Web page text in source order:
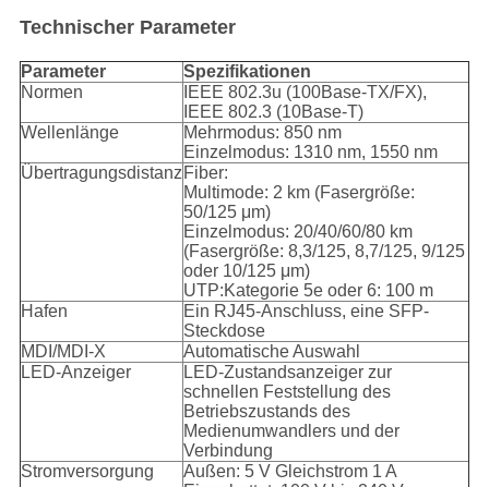
Technischer Parameter
Parameter
Spezifikationen
Normen
IEEE 802.3u (100Base-TX/FX),
IEEE 802.3 (10Base-T)
Wellenlänge
Mehrmodus: 850 nm
Einzelmodus: 1310 nm, 1550 nm
ÜbertragungsdistanzFiber:
Multimode: 2 km (Fasergröße:
50/125 μm)
Einzelmodus: 20/40/60/80 km
(Fasergröße: 8,3/125, 8,7/125, 9/125
oder 10/125 μm)
UTP:Kategorie 5e oder 6: 100 m
Hafen
Ein RJ45-Anschluss, eine SFP-
Steckdose
MDI/MDI-X
Automatische Auswahl
LED-Anzeiger
LED-Zustandsanzeiger zur
schnellen Feststellung des
Betriebszustands des
Medienumwandlers und der
Verbindung
Stromversorgung
Außen: 5 V Gleichstrom 1 A